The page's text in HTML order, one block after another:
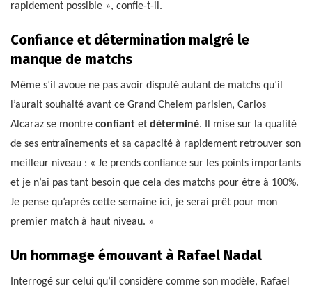
rapidement possible », confie-t-il.
Confiance et détermination malgré le
manque de matchs
Même s’il avoue ne pas avoir disputé autant de matchs qu’il
l’aurait souhaité avant ce Grand Chelem parisien, Carlos
Alcaraz se montre confiant et déterminé. Il mise sur la qualité
de ses entraînements et sa capacité à rapidement retrouver son
meilleur niveau : « Je prends confiance sur les points importants
et je n’ai pas tant besoin que cela des matchs pour être à 100%.
Je pense qu’après cette semaine ici, je serai prêt pour mon
premier match à haut niveau. »
Un hommage émouvant à Rafael Nadal
Interrogé sur celui qu’il considère comme son modèle, Rafael